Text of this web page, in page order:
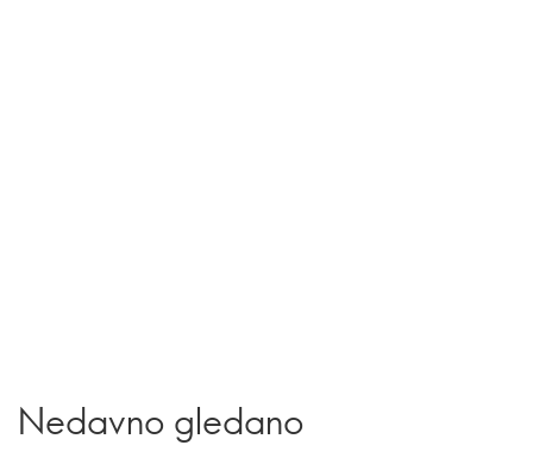
Nedavno gledano